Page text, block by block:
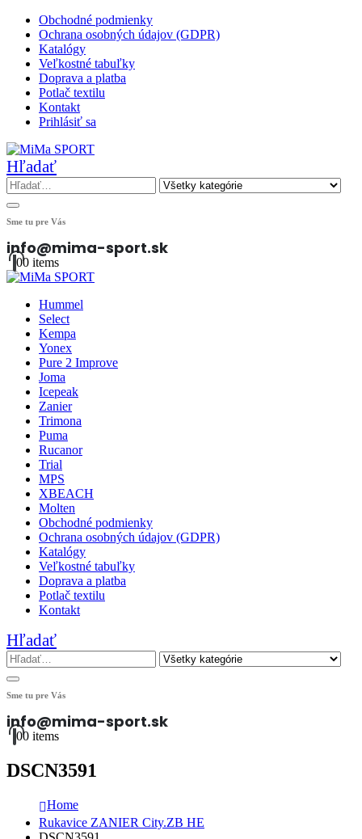
Obchodné podmienky
Ochrana osobných údajov (GDPR)
Katalógy
Veľkostné tabuľky
Doprava a platba
Potlač textilu
Kontakt
Prihlásiť sa
Hľadať
Sme tu pre Vás
info@mima-sport.sk
00 items
Hummel
Select
Kempa
Yonex
Pure 2 Improve
Joma
Icepeak
Zanier
Trimona
Puma
Rucanor
Trial
MPS
XBEACH
Molten
Obchodné podmienky
Ochrana osobných údajov (GDPR)
Katalógy
Veľkostné tabuľky
Doprava a platba
Potlač textilu
Kontakt
Hľadať
Sme tu pre Vás
info@mima-sport.sk
00 items
DSCN3591
Home
Rukavice ZANIER City.ZB HE